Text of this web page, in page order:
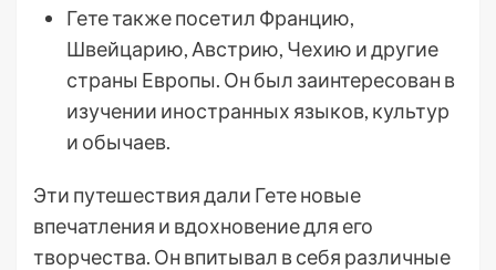
Гете также посетил Францию,
Швейцарию, Австрию, Чехию и другие
страны Европы. Он был заинтересован в
изучении иностранных языков, культур
и обычаев.
Эти путешествия дали Гете новые
впечатления и вдохновение для его
творчества. Он впитывал в себя различные